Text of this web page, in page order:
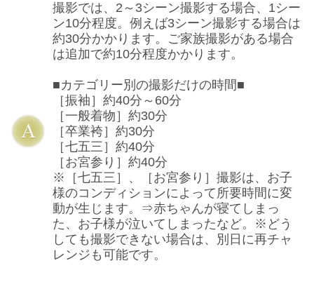
撮影では、2～3シーン撮影する場合、1シー
ン10分程度。例えば3シーン撮影する場合は
約30分かかります。ご家族撮影がある場合
は追加で約10分程度かかります。
■カテゴリー別の撮影だけの時間■
［振袖］約40分～60分
［一般着物］約30分
［卒業袴］約30分
［七五三］約40分
［お宮参り］約40分
※［七五三］、［お宮参り］撮影は、お子
様のコンディションによって所要時間に変
動が生じます。⇒赤ちゃんが寝てしまっ
た、お子様が泣いてしまったなど。※どう
しても撮影できない場合は、別日に再チャ
レンジも可能です。